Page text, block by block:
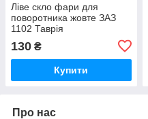
Ліве скло фари для
поворотника жовте ЗАЗ
1102 Таврія
130 ₴
Купити
Про нас